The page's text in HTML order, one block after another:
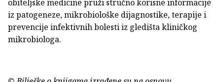
obiteljske medicine pruži stručno korisne informacije
iz patogeneze, mikrobiološke dijagnostike, terapije i
prevencije infektivnih bolesti iz gledišta kliničkog
mikrobiologa.